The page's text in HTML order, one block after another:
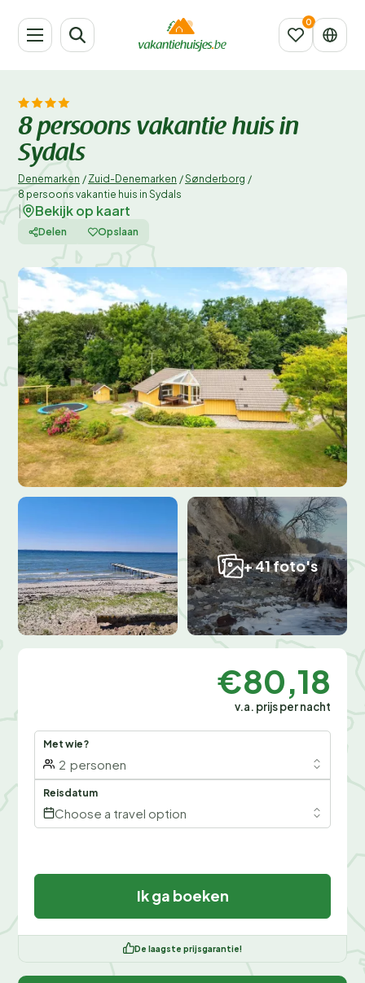
8 persoons vakantie huis in
Sydals
Denemarken / Zuid-Denemarken /Sønderborg /
8 persoons vakantie huis in Sydals
Bekijk op kaart
Delen Opslaan
+ 41 foto's
€80,18
v.a. prijs per nacht
Met wie?
2 personen
Reisdatum
Choose a travel option
Ik ga boeken
De laagste prijsgarantie!